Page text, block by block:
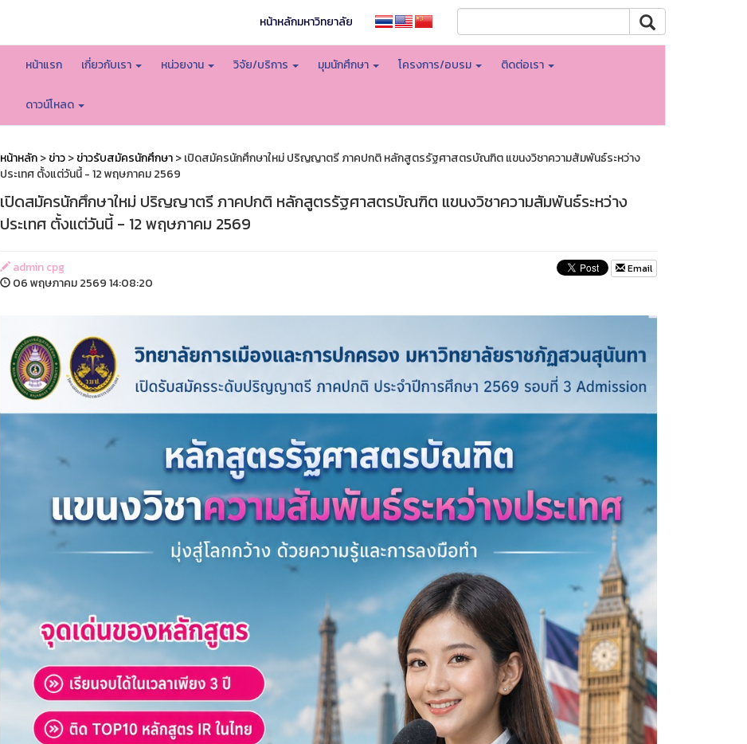
หน้าหลักมหาวิทยาลัย
หน้าแรก เกี่ยวกับเรา หน่วยงาน วิจัย/บริการ มุมนักศึกษา โครงการ/อบรม ติดต่อเรา
ดาวน์โหลด
หน้าหลัก>ข่าว>ข่าวรับสมัครนักศึกษา> เปิดสมัครนักศึกษาใหม่ ปริญญาตรี ภาคปกติ หลักสูตรรัฐศาสตรบัณฑิต แขนงวิชาความสัมพันธ์ระหว่าง
ประเทศ ตั้งแต่วันนี้ - 12 พฤษภาคม 2569
เปิดสมัครนักศึกษาใหม่ ปริญญาตรี ภาคปกติ หลักสูตรรัฐศาสตรบัณฑิต แขนงวิชาความสัมพันธ์ระหว่าง
ประเทศ ตั้งแต่วันนี้ - 12 พฤษภาคม 2569
admin cpg
06 พฤษภาคม 2569 14:08:20
Email